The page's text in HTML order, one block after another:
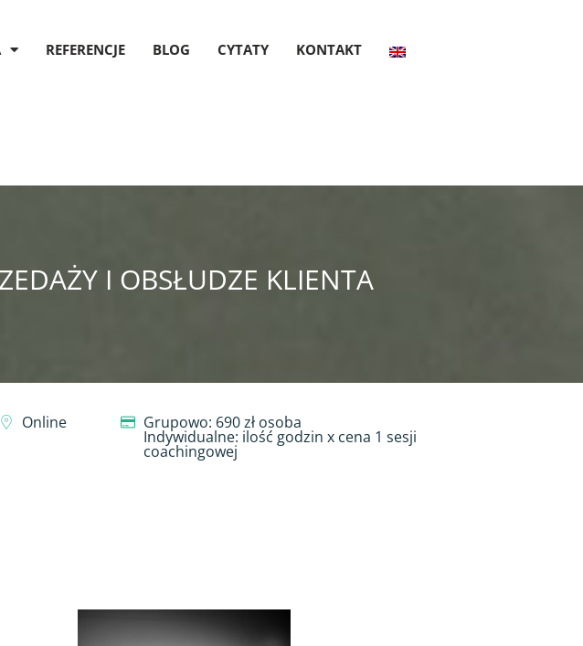
REFERENCJE BLOG CYTATY KONTAKT
I OBSŁUDZE KLIENTA
Online Grupowo: 690 zł osoba
Indywidualne: ilość godzin x cena 1 sesji
coachingowej